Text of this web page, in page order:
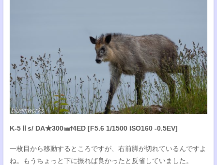
K-5Ⅱs/ DA★300㎜f4ED [F5.6 1/1500 ISO160 -0.5EV]
一枚目から移動するところですが、右前脚が切れているんですよ
ね。もうちょっと下に振れば良かったと反省していました。